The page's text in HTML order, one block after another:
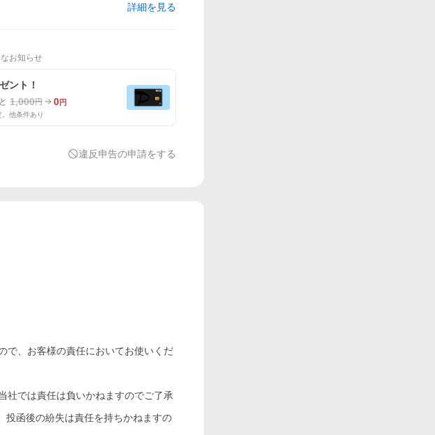
詳細を見る
お知らせ
ント！
1,000円 0円
他条件あり
違反申告の申請をする
で、お客様の責任においてお使いくだ
社では責任は負いかねますのでご了承
函後の紛失は責任を持ちかねますの